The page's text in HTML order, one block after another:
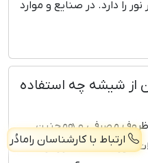
را دارد. در صنایع و موارد
از شیشه چه استفاده
ظروف مصرفی و همچنین
مورد استفاده قرار گرفت.
ارتباط با کارشناسان رامادُر